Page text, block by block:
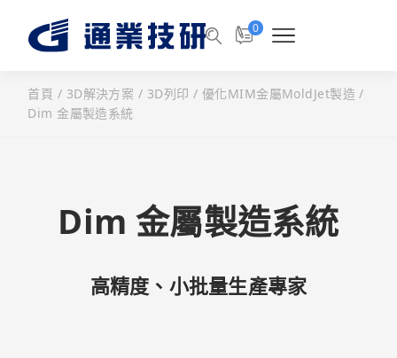
0
首頁 / 3D解決方案 / 3D列印 / 優化MIM金屬MoldJet製造/
Dim 金屬製造系統
Dim 金屬製造系統
高精度、小批量生產專家